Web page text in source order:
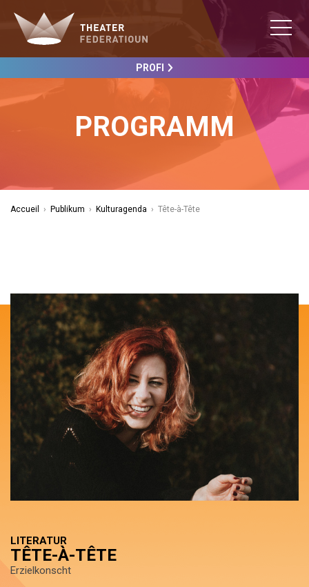
PROFI
PROGRAMM
Accueil › Publikum › Kulturagenda › Tête-à-Tête
LITERATUR
TÊTE-À-TÊTE
Erzielkonscht